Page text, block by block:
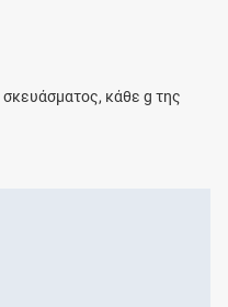
σκευάσματος, κάθεg της